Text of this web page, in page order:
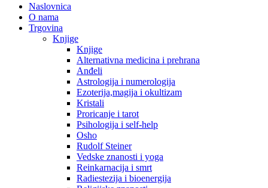
Naslovnica
O nama
Trgovina
Knjige
Knjige
Alternativna medicina i prehrana
Anđeli
Astrologija i numerologija
Ezoterija,magija i okultizam
Kristali
Proricanje i tarot
Psihologija i self-help
Osho
Rudolf Steiner
Vedske znanosti i yoga
Reinkarnacija i smrt
Radiestezija i bioenergija